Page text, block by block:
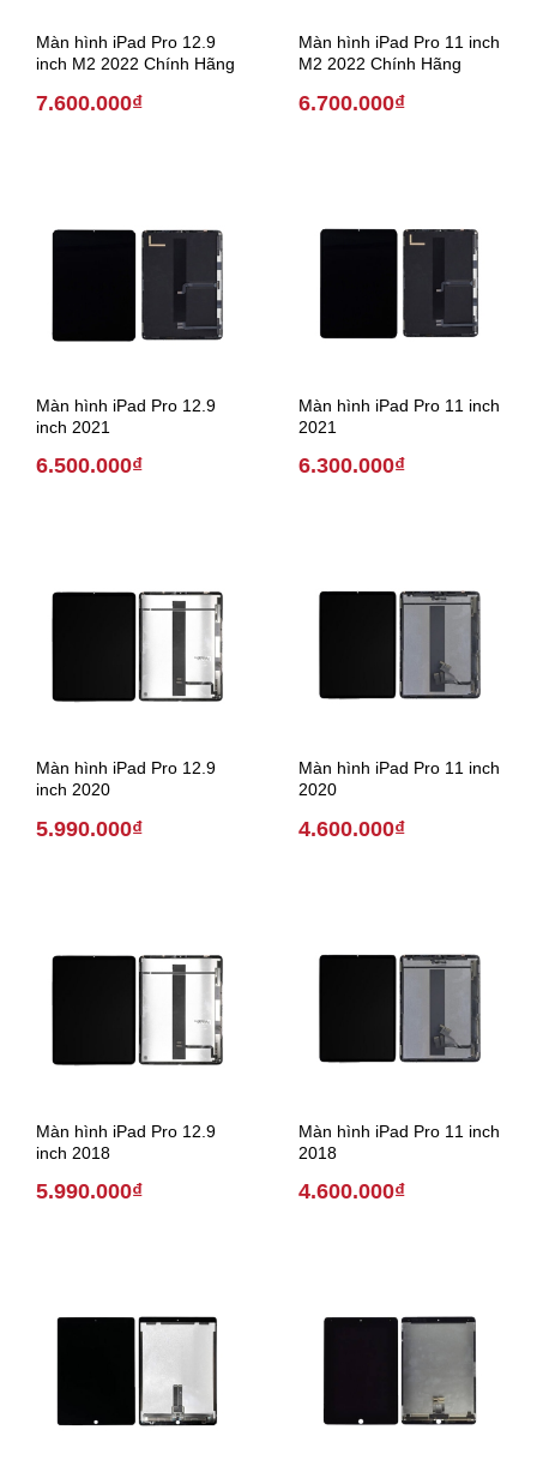
Màn hình iPad Pro 12.9
inch M2 2022 Chính Hãng
7.600.000₫
Màn hình iPad Pro 11 inch
M2 2022 Chính Hãng
6.700.000₫
Màn hình iPad Pro 12.9
inch 2021
6.500.000₫
Màn hình iPad Pro 11 inch
2021
6.300.000₫
Màn hình iPad Pro 12.9
inch 2020
5.990.000₫
Màn hình iPad Pro 11 inch
2020
4.600.000₫
Màn hình iPad Pro 12.9
inch 2018
5.990.000₫
Màn hình iPad Pro 11 inch
2018
4.600.000₫